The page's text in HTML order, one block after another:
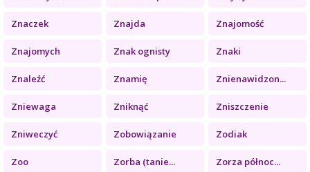
Znaczek Znajda Znajomość
Znajomych Znak ognisty Znaki
Znaleźć Znamię Znienawidzon...
Zniewaga Zniknąć Zniszczenie
Zniweczyć Zobowiązanie Zodiak
Zoo Zorba (tanie... Zorza północ...